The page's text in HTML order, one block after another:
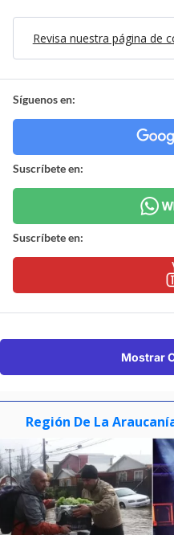
Revisa nuestra página de
Síguenos en:
Suscríbete en:
Suscríbete en:
Mostrar
Región De La